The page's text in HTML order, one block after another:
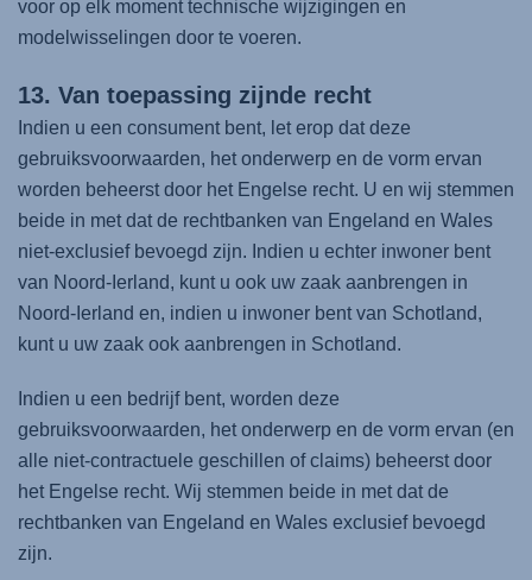
voor op elk moment technische wijzigingen en
modelwisselingen door te voeren.
13. Van toepassing zijnde recht
Indien u een consument bent, let erop dat deze
gebruiksvoorwaarden, het onderwerp en de vorm ervan
worden beheerst door het Engelse recht. U en wij stemmen
beide in met dat de rechtbanken van Engeland en Wales
niet-exclusief bevoegd zijn. Indien u echter inwoner bent
van Noord-Ierland, kunt u ook uw zaak aanbrengen in
Noord-Ierland en, indien u inwoner bent van Schotland,
kunt u uw zaak ook aanbrengen in Schotland.
Indien u een bedrijf bent, worden deze
gebruiksvoorwaarden, het onderwerp en de vorm ervan (en
alle niet-contractuele geschillen of claims) beheerst door
het Engelse recht. Wij stemmen beide in met dat de
rechtbanken van Engeland en Wales exclusief bevoegd
zijn.